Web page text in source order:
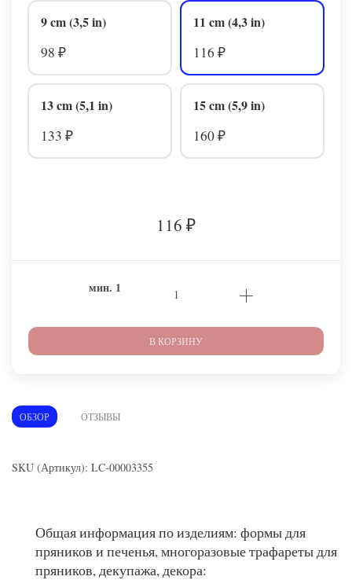
9 cm (3,5 in)
98 ₽
11 cm (4,3 in)
116 ₽
13 cm (5,1 in)
133 ₽
15 cm (5,9 in)
160 ₽
116 ₽
мин. 1
В КОРЗИНУ
ОБЗОР ОТЗЫВЫ
SKU (Артикул): LC-00003355
Общая информация по изделиям: формы для
пряников и печенья, многоразовые трафареты для
пряников, декупажа, декора: